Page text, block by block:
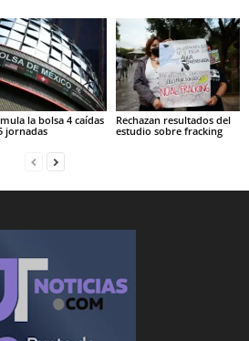
la bolsa 4 caídas
jornadas
Rechazan resultados del
estudio sobre fracking